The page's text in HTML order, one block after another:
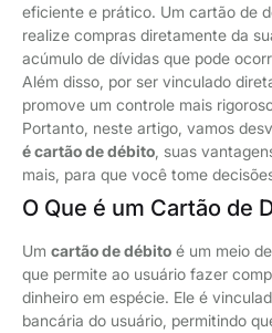
eficiente e prático. Um cartão de
realize compras diretamente da
acúmulo de dívidas que pode
Além disso, por ser vinculado
promove um controle mais
Portanto, neste artigo, vamos
é cartão de débito , suas
mais, para que você tome
O Que é um Cartão de
Um cartão de débito é um meio
que permite ao usuário fazer
dinheiro em espécie. Ele é
bancária do usuário, permitindo